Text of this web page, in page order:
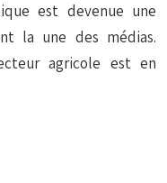
est devenue une
la une des médias.
agricole est en